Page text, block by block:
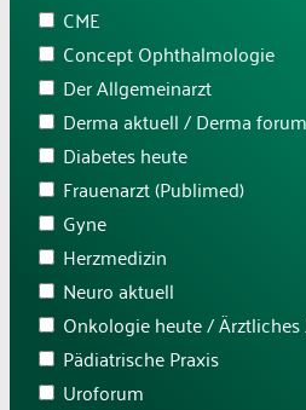
CME
Concept Ophthalmologie
Der Allgemeinarzt
Derma aktuell / Derma forum
Diabetes heute
Frauenarzt (Publimed)
Gyne
Herzmedizin
Neuro aktuell
Onkologie heute / Ärztliches
Pädiatrische Praxis
Uroforum